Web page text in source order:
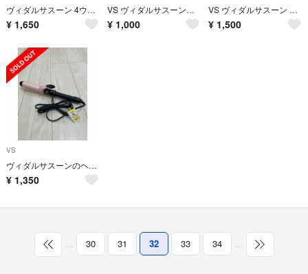
ヴィダルサスーン 4ウェイヘアアイロン VSW-2800(1台)
¥ 1,650
VS ヴィダルサスーン ヘアアイロンケース
¥ 1,000
VS ヴィダルサスーン 19mm ヘアアイロン
¥ 1,500
VS
ヴィダルサスーンのヘアアイロン
¥ 1,350
… 30 31 32 33 34 …